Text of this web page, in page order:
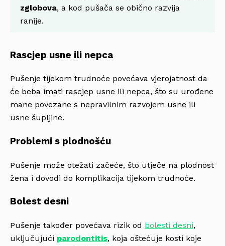
zglobova, a kod pušača se obično razvija
ranije.
Rascjep usne ili nepca
Pušenje tijekom trudnoće povećava vjerojatnost da
će beba imati rascjep usne ili nepca, što su urođene
mane povezane s nepravilnim razvojem usne ili
usne šupljine.
Problemi s plodnošću
Pušenje može otežati začeće, što utječe na plodnost
žena i dovodi do komplikacija tijekom trudnoće.
Bolest desni
Pušenje također povećava rizik od bolesti desni,
uključujući parodontitis, koja oštećuje kosti koje